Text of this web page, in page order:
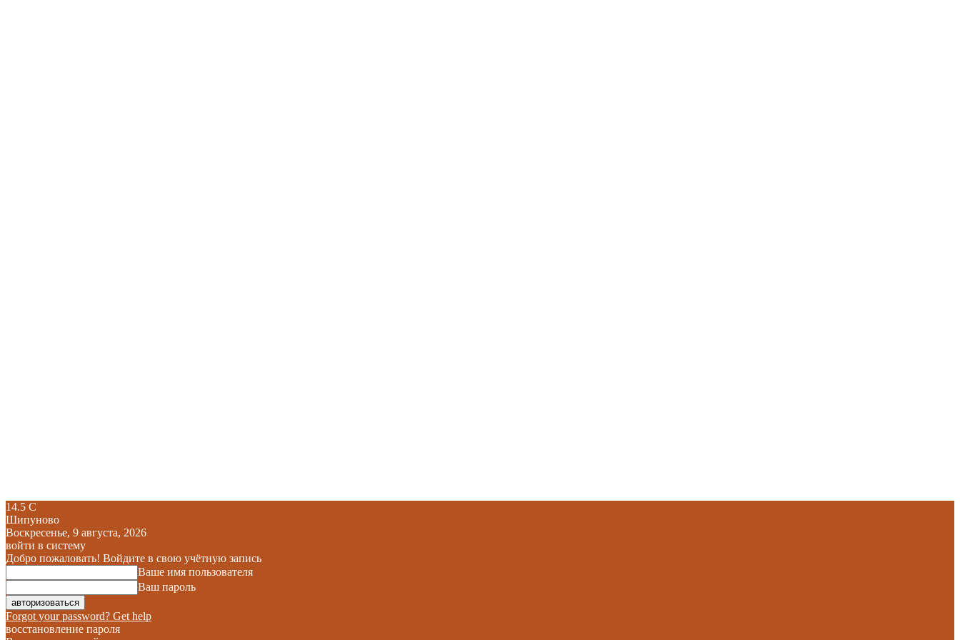
14.5 C
Шипуново
Воскресенье, 9 августа, 2026
войти в систему
Добро пожаловать! Войдите в свою учётную запись
Ваше имя пользователя
Ваш пароль
Forgot your password? Get help
восстановление пароля